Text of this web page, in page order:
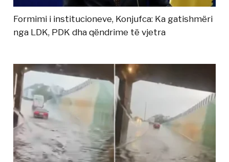
Formimi i institucioneve, Konjufca: Ka gatishmëri
nga LDK, PDK dha qëndrime të vjetra